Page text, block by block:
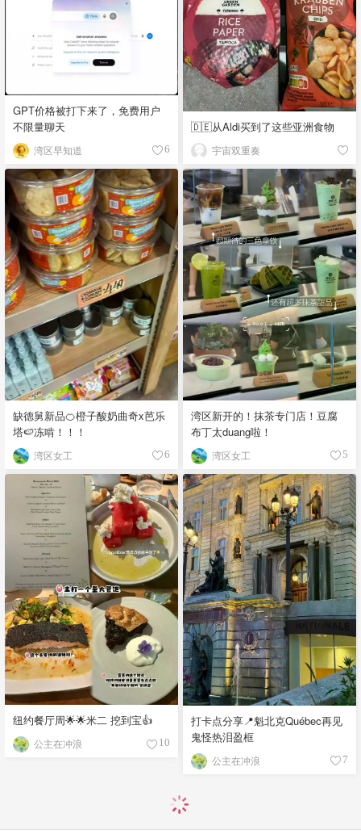
🇩🇪从Aldi买到了这些亚洲食物
宇宙双重奏
GPT价格被打下来了，免费用户
不限量聊天
湾区早知道 6
缺德舅新品🍊橙子酸奶曲奇x芭乐
塔🍉冻啃！！！
湾区女工 6
湾区新开的！抹茶专门店！豆腐
布丁太duang啦！
湾区女工 5
纽约餐厅周🌟🌟米二 挖到宝👍
公主在冲浪 10
打卡点分享📍魁北克Québec再见
鬼怪热泪盈框
公主在冲浪 7